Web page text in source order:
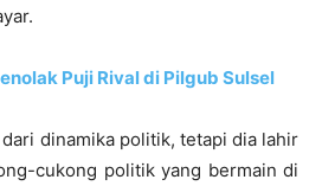
Puji Rival di Pilgub Sulsel
dinamika politik, tetapi dia lahir
cukong politik yang bermain di